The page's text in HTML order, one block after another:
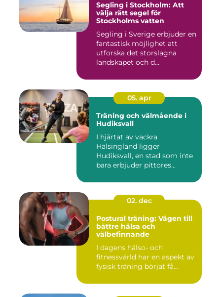
Segling i Stockholm: Att
välja rätt segel för
Stockholms vatten
Segling i Sverige erbjuder en
fantastisk möjlighet att
utforska det storslagna
landskapet och d...
05. apr
Träning och välmående i
Hudiksvall
I hjärtat av vackra
Hälsingland ligger
Hudiksvall, en stad som inte
bara erbjuder pittores...
02. dec
Postural träning: Vägen till
bättre hälsa och
välbefinnande
I dagens hälso- och
fitnessvärld har en aspekt av
fysisk träning börjat få...